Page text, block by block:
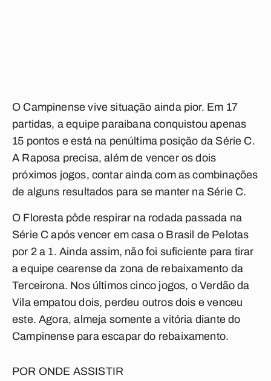
O Campinense vive situação ainda pior. Em 17
partidas, a equipe paraibana conquistou apenas
15 pontos e está na penúltima posição da Série C.
A Raposa precisa, além de vencer os dois
próximos jogos, contar ainda com as combinações
de alguns resultados para se manter na Série C.
O Floresta pôde respirar na rodada passada na
Série C após vencer em casa o Brasil de Pelotas
por 2 a 1. Ainda assim, não foi suficiente para tirar
a equipe cearense da zona de rebaixamento da
Terceirona. Nos últimos cinco jogos, o Verdão da
Vila empatou dois, perdeu outros dois e venceu
este. Agora, almeja somente a vitória diante do
Campinense para escapar do rebaixamento.
POR ONDE ASSISTIR